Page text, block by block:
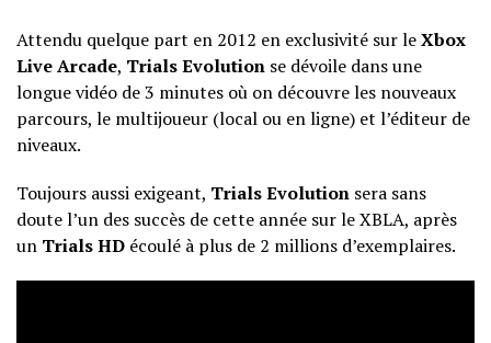
Attendu quelque part en 2012 en exclusivité sur leXbox
Live Arcade, Trials Evolution se dévoile dans une
longue vidéo de 3 minutes où on découvre les nouveaux
parcours, le multijoueur (local ou en ligne) et l’éditeur de
niveaux.
Toujours aussi exigeant, Trials Evolution sera sans
doute l’un des succès de cette année sur le XBLA, après
un Trials HD écoulé à plus de 2 millions d’exemplaires.